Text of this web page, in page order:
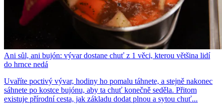
Ani sůl, ani bujón: vývar dostane chuť z 1 věci, kterou většina lidí
do hrnce nedá
Uvaříte poctivý vývar, hodiny ho pomalu táhnete, a stejně nakonec
sáhnete po kostce bujónu, aby ta chuť konečně seděla. Přitom
existuje přírodní cesta, jak základu dodat plnou a sytou chuť...